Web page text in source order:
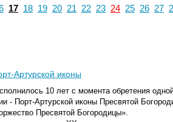
17 18 19 20 21 22 23 24 25 26 27
Артурской иконы
10 лет с момента обретения
- Порт-Артурской иконы Пресвятой
Пресвятой Богородицы».